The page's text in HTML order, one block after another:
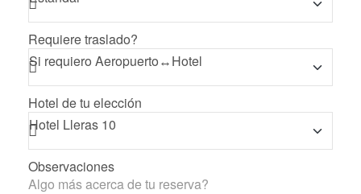
Requiere traslado?
Hotel de tu elección
Observaciones